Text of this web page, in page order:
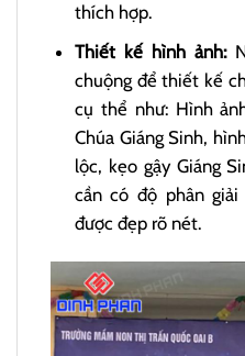
thích hợp.
Thiết kế hình ảnh:
chuộng để thiết kế
cụ thể như: Hình
Chúa Giáng Sinh,
lộc, kẹo gậy Giáng
cần có độ phân
được đẹp rõ nét.